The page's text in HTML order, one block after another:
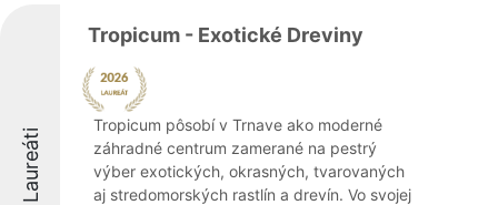
Laureáti
Tropicum - Exotické Dreviny
Tropicum pôsobí v Trnave ako moderné
záhradné centrum zamerané na pestrý
výber exotických, okrasných, tvarovaných
aj stredomorských rastlín a drevín. Vo svojej